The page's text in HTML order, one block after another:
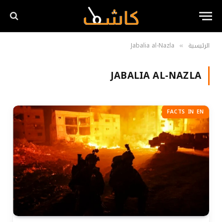
الرئيسية »
Jabalia al-Nazla
JABALIA AL-NAZLA
FACTS IN EN